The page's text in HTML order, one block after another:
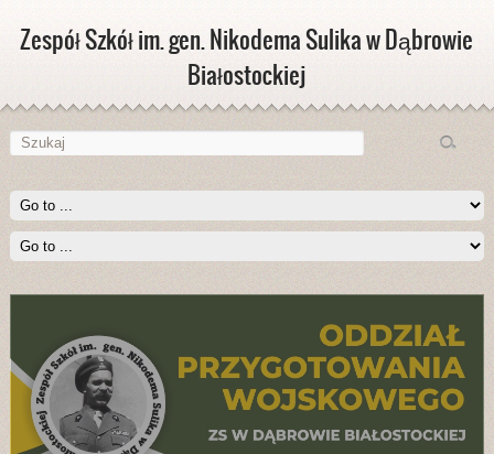
Zespół Szkół im. gen. Nikodema Sulika w Dąbrowie
Białostockiej